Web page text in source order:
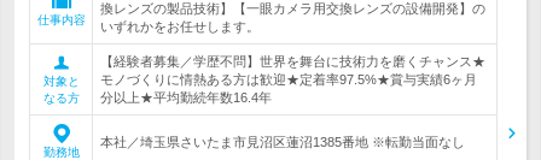
仕事内容
換レンズの製品技術】【一眼カメラ用交換レンズの設備開発】の
いずれかをお任せします。
対象と
なる方
【経験者募集／学歴不問】世界を舞台に技術力を磨くチャンス★
モノづくりに情熱ある方は歓迎★定着率97.5%★賞与実績6ヶ月
分以上★平均勤続年数16.4年
勤務地
本社／埼玉県さいたま市見沼区蓮沼1385番地 ※転勤当面なし